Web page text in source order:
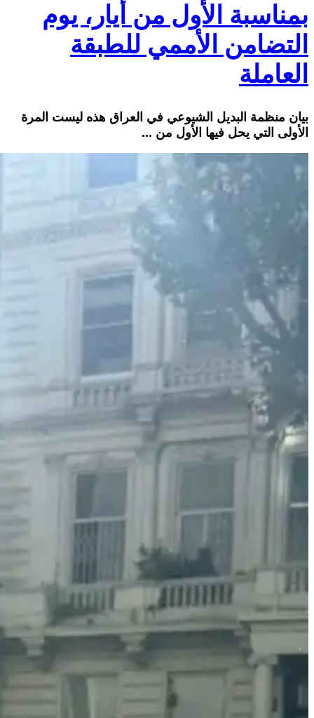
بمناسبة الأول من أيار، يوم
التضامن الأممي للطبقة
العاملة
بيان منظمة البديل الشيوعي في العراق هذه ليست المرة
الأولى التي يحل فيها الأول من ...